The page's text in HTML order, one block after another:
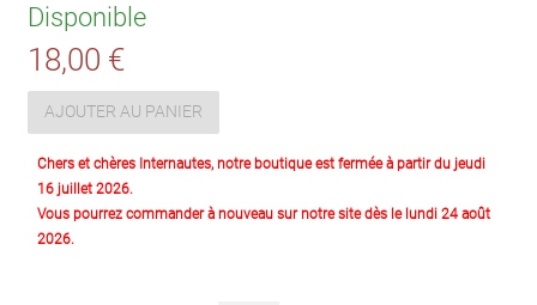
Disponible
18,00 €
AJOUTER AU PANIER
Chers et chères Internautes, notre boutique est fermée à partir du jeudi
16 juillet 2026.
Vous pourrez commander à nouveau sur notre site dès le lundi 24 août
2026.